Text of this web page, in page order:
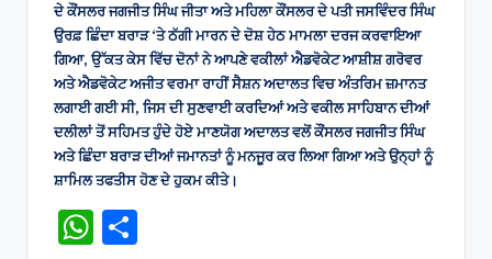
ਦੇ ਕੌਂਸਲਰ ਜਗਜੀਤ ਸਿੰਘ ਜੀਤਾ ਅਤੇ ਮਹਿਲਾ ਕੌਂਸਲਰ ਦੇ ਪਤੀ ਜਸਵਿੰਦਰ ਸਿੰਘ
ਉਰਫ਼ ਛਿੰਦਾ ਬਰਾੜ ‘ਤੇ ਠੱਗੀ ਮਾਰਨ ਦੇ ਦੋਸ਼ ਹੇਠ ਮਾਮਲਾ ਦਰਜ ਕਰਵਾਇਆ
ਗਿਆ, ਉੱਕਤ ਕੇਸ ਵਿੱਚ ਦੋਨਾਂ ਨੇ ਆਪਣੇ ਵਕੀਲਾਂ ਐਡਵੋਕੇਟ ਆਸ਼ੀਸ਼ ਗਰੋਵਰ
ਅਤੇ ਐਡਵੋਕੇਟ ਅਜੀਤ ਵਰਮਾ ਰਾਹੀਂ ਸੈਸ਼ਨ ਅਦਾਲਤ ਵਿਚ ਅੰਤਰਿਮ ਜ਼ਮਾਨਤ
ਲਗਾਈ ਗਈ ਸੀ, ਜਿਸ ਦੀ ਸੁਣਵਾਈ ਕਰਦਿਆਂ ਅਤੇ ਵਕੀਲ ਸਾਹਿਬਾਨ ਦੀਆਂ
ਦਲੀਲਾਂ ਤੋਂ ਸਹਿਮਤ ਹੁੰਦੇ ਹੋਏ ਮਾਣਯੋਗ ਅਦਾਲਤ ਵਲੋਂ ਕੌਂਸਲਰ ਜਗਜੀਤ ਸਿੰਘ
ਅਤੇ ਛਿੰਦਾ ਬਰਾੜ ਦੀਆਂ ਜਮਾਨਤਾਂ ਨੂੰ ਮਨਜੂਰ ਕਰ ਲਿਆ ਗਿਆ ਅਤੇ ਉਨ੍ਹਾਂ ਨੂੰ
ਸ਼ਾਮਿਲ ਤਫਤੀਸ ਹੋਣ ਦੇ ਹੁਕਮ ਕੀਤੇ।
W